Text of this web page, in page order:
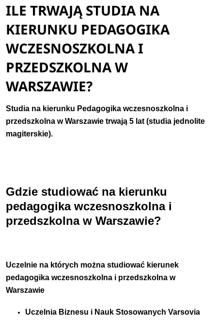
ILE TRWAJĄ STUDIA NA
KIERUNKU PEDAGOGIKA
WCZESNOSZKOLNA I
PRZEDSZKOLNA W
WARSZAWIE?
Studia na kierunku Pedagogika wczesnoszkolna i
przedszkolna w Warszawie trwają 5 lat (studia jednolite
magiterskie).
Gdzie studiować na kierunku
pedagogika wczesnoszkolna i
przedszkolna w Warszawie?
Uczelnie na których można studiować kierunek
pedagogika wczesnoszkolna i przedszkolna w
Warszawie
Uczelnia Biznesu i Nauk Stosowanych Varsovia